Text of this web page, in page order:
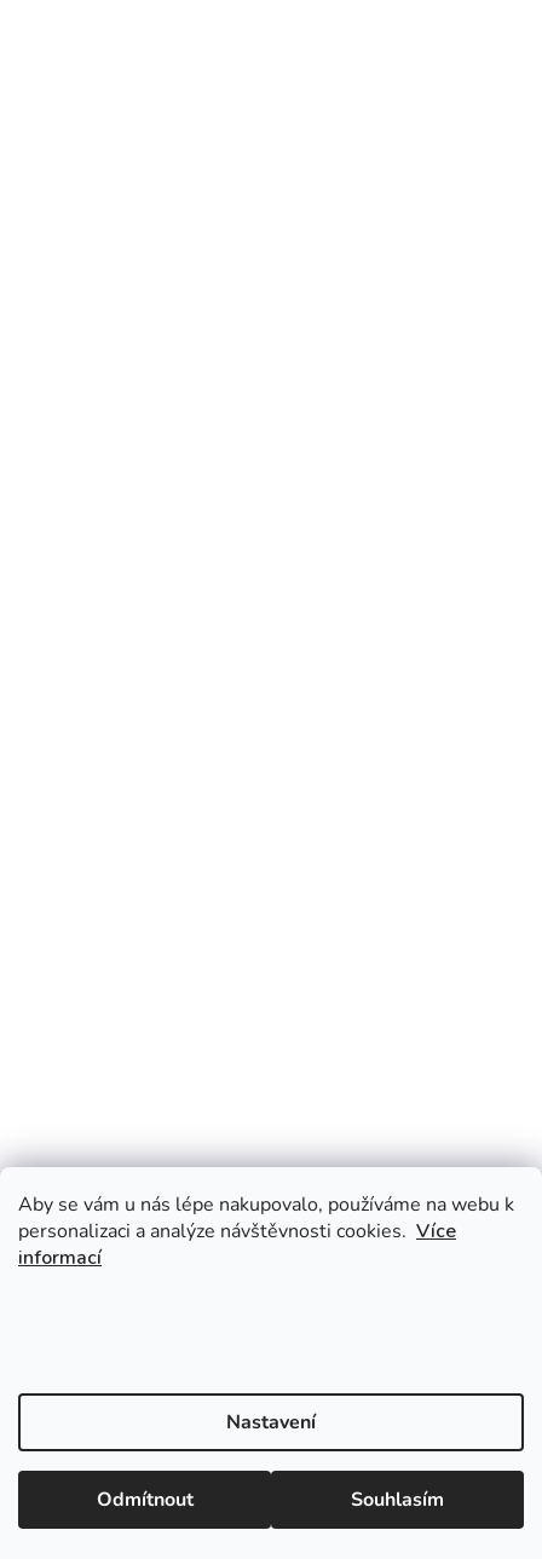
Aby se vám u nás lépe nakupovalo, používáme na webu k
personalizaci a analýze návštěvnosti cookies. Více
informací
Nastavení
Odmítnout Souhlasím